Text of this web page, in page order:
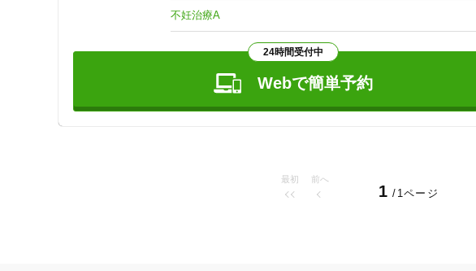
不妊治療A
24時間受付中
Webで簡単予約
最初 前へ
1 /1ページ